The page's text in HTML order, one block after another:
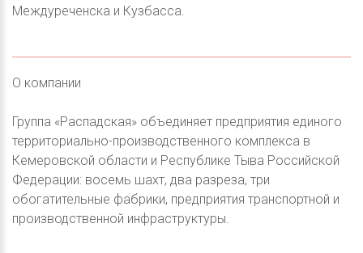
Междуреченска и Кузбасса.
О компании
Группа «Распадская» объединяет предприятия единого
территориально-производственного комплекса в
Кемеровской области и Республике Тыва Российской
Федерации: восемь шахт, два разреза, три
обогатительные фабрики, предприятия транспортной и
производственной инфраструктуры.